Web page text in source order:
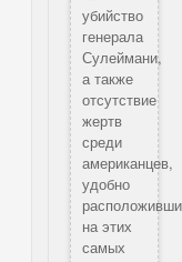
убийство
генерала
Сулеймани,
а также
отсутствие
жертв
среди
американцев,
удобно
на этих
самых